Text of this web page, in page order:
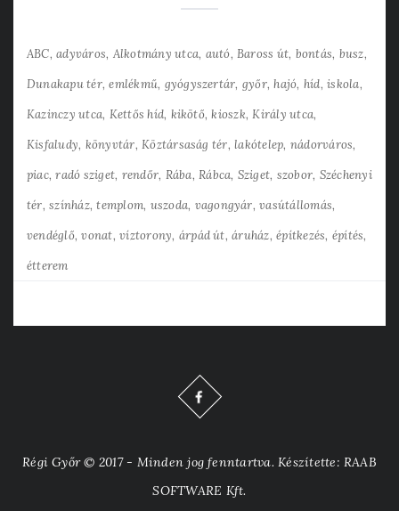
ABC adyváros Alkotmány utca autó Baross út bontás busz
Dunakapu tér emlékmű gyógyszertár győr hajó híd iskola
Kazinczy utca Kettős híd kikötő kioszk Király utca
Kisfaludy könyvtár Köztársaság tér lakótelep nádorváros
piac radó sziget rendőr Rába Rábca Sziget szobor Széchenyi
tér színház templom uszoda vagongyár vasútállomás
vendéglő vonat víztorony árpád út áruház építkezés építés
étterem
Régi Győr © 2017 - Minden jog fenntartva. Készítette: RAAB
SOFTWARE Kft.